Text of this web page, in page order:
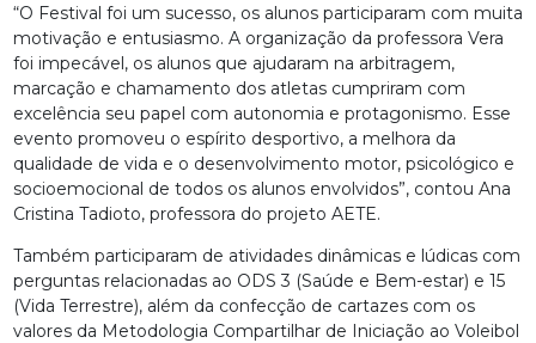
“O Festival foi um sucesso, os alunos participaram com muita
motivação e entusiasmo. A organização da professora Vera
foi impecável, os alunos que ajudaram na arbitragem,
marcação e chamamento dos atletas cumpriram com
excelência seu papel com autonomia e protagonismo. Esse
evento promoveu o espírito desportivo, a melhora da
qualidade de vida e o desenvolvimento motor, psicológico e
socioemocional de todos os alunos envolvidos”, contou Ana
Cristina Tadioto, professora do projeto AETE.
Também participaram de atividades dinâmicas e lúdicas com
perguntas relacionadas ao ODS 3 (Saúde e Bem-estar) e 15
(Vida Terrestre), além da confecção de cartazes com os
valores da Metodologia Compartilhar de Iniciação ao Voleibol